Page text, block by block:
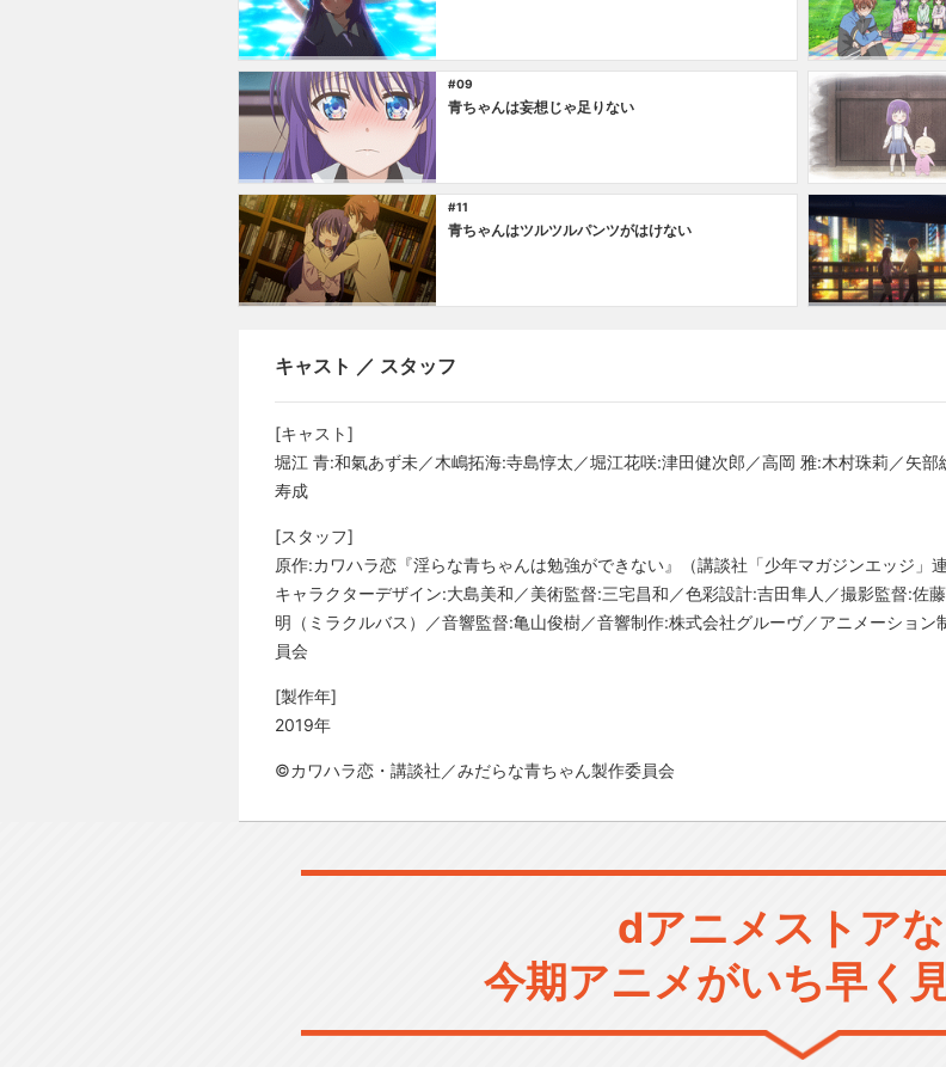
#09
青ちゃんは妄想じゃ足りない
#11
青ちゃんはツルツルパンツがはけない
キャスト ／ スタッフ
[キャスト]
堀江 青:和氣あず未／木嶋拓海:寺島惇太／堀江花咲:津田健次郎／高岡 雅:木村珠莉／矢
寿成
[スタッフ]
原作:カワハラ恋『淫らな青ちゃんは勉強ができない』（講談社「少年マガジンエッジ」
キャラクターデザイン:大島美和／美術監督:三宅昌和／色彩設計:吉田隼人／撮影監督:佐
明（ミラクルバス）／音響監督:亀山俊樹／音響制作:株式会社グルーヴ／アニメーショ
員会
[製作年]
2019年
©カワハラ恋・講談社／みだらな青ちゃん製作委員会
dアニメストア
今期アニメがいち早く